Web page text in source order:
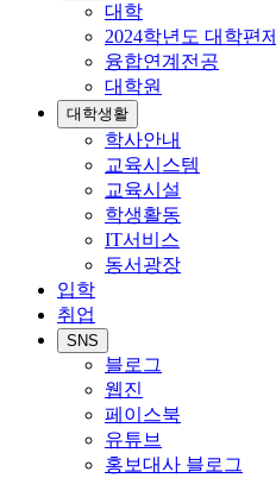
대학
2024학년도 대학편제
융합연계전공
대학원
대학생활
학사안내
교육시스템
교육시설
학생활동
IT서비스
동서광장
입학
취업
SNS
블로그
웹진
페이스북
유튜브
홍보대사 블로그